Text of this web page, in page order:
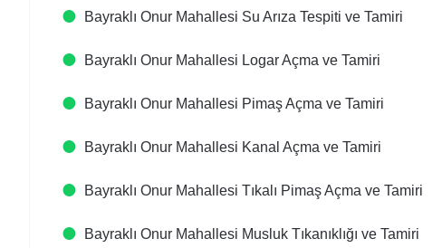
Bayraklı Onur Mahallesi Su Arıza Tespiti ve Tamiri
Bayraklı Onur Mahallesi Logar Açma ve Tamiri
Bayraklı Onur Mahallesi Pimaş Açma ve Tamiri
Bayraklı Onur Mahallesi Kanal Açma ve Tamiri
Bayraklı Onur Mahallesi Tıkalı Pimaş Açma ve Tamiri
Bayraklı Onur Mahallesi Musluk Tıkanıklığı ve Tamiri